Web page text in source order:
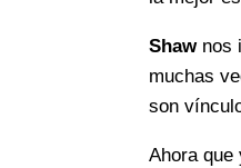
Shawnos
muchas
son
Ahora